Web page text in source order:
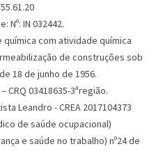
IN 032442.
com atividade química
de construções sob
18 de junho de 1956.
CRQ 03418635-3ªregião.
Leandro - CREA 2017104373
de saúde ocupacional)
e saúde no trabalho) nº24 de